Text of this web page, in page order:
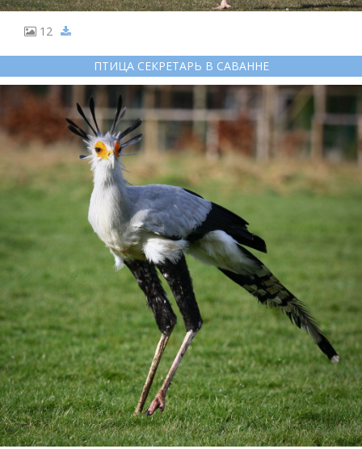
12
ПТИЦА СЕКРЕТАРЬ В САВАННЕ